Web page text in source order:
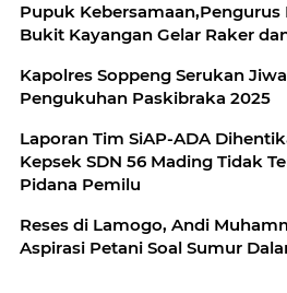
Pupuk Kebersamaan,Pengurus
Bukit Kayangan Gelar Raker
Kapolres Soppeng Serukan
Pengukuhan Paskibraka 2025
Laporan Tim SiAP-ADA
Kepsek SDN 56 Mading Tidak
Pidana Pemilu
Reses di Lamogo, Andi
Aspirasi Petani Soal Sumur